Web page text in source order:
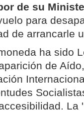
de su
para
de arrancarle
ha sido
de
La